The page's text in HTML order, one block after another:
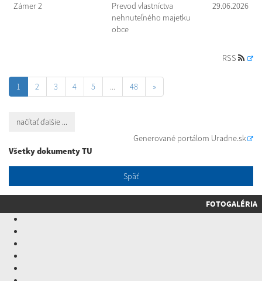
Zámer 2
Prevod vlastníctva
nehnuteľného majetku
obce
29.06.2026
RSS
1 2 3 4 5 ... 48 »
načítať ďalšie ...
Generované portálom Uradne.sk
Všetky dokumenty TU
Späť
FOTOGALÉRIA